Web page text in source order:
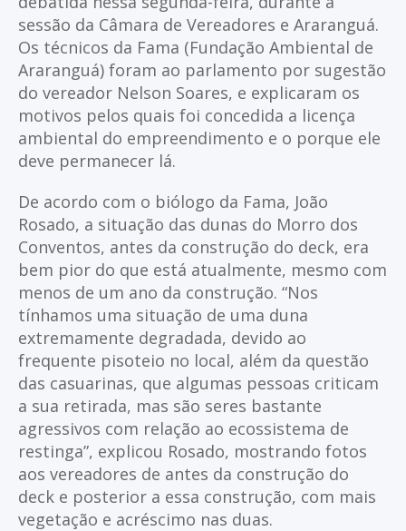
sessão da Câmara de Vereadores e Araranguá.
Os técnicos da Fama (Fundação Ambiental de
Araranguá) foram ao parlamento por sugestão
do vereador Nelson Soares, e explicaram os
motivos pelos quais foi concedida a licença
ambiental do empreendimento e o porque ele
deve permanecer lá.
De acordo com o biólogo da Fama, João
Rosado, a situação das dunas do Morro dos
Conventos, antes da construção do deck, era
bem pior do que está atualmente, mesmo com
menos de um ano da construção. “Nos
tínhamos uma situação de uma duna
extremamente degradada, devido ao
frequente pisoteio no local, além da questão
das casuarinas, que algumas pessoas criticam
a sua retirada, mas são seres bastante
agressivos com relação ao ecossistema de
restinga”, explicou Rosado, mostrando fotos
aos vereadores de antes da construção do
deck e posterior a essa construção, com mais
vegetação e acréscimo nas duas.